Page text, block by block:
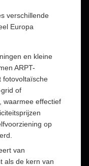
verschillende
Europa
en kleine
ARPT-
fotovoltaïsche
of
waarmee effectief
op
van
als de kern van